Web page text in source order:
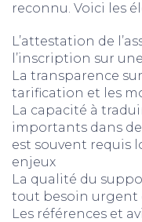
reconnu. Voici les
L’attestation de
l’inscription sur
La transparence
tarification et les
La capacité à
importants dans
est souvent requis
enjeux
La qualité du
tout besoin urgent
Les références et